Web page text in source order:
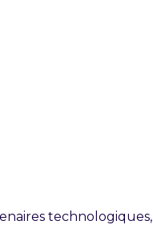
technologiques,